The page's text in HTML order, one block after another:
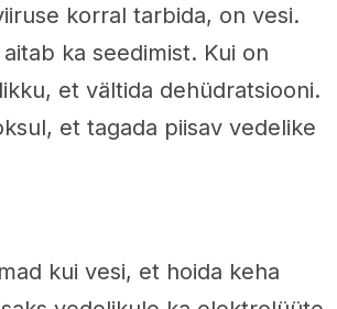
korral tarbida, on vesi.
ka seedimist. Kui on
et vältida dehüdratsiooni.
et tagada piisav vedelike
kui vesi, et hoida keha